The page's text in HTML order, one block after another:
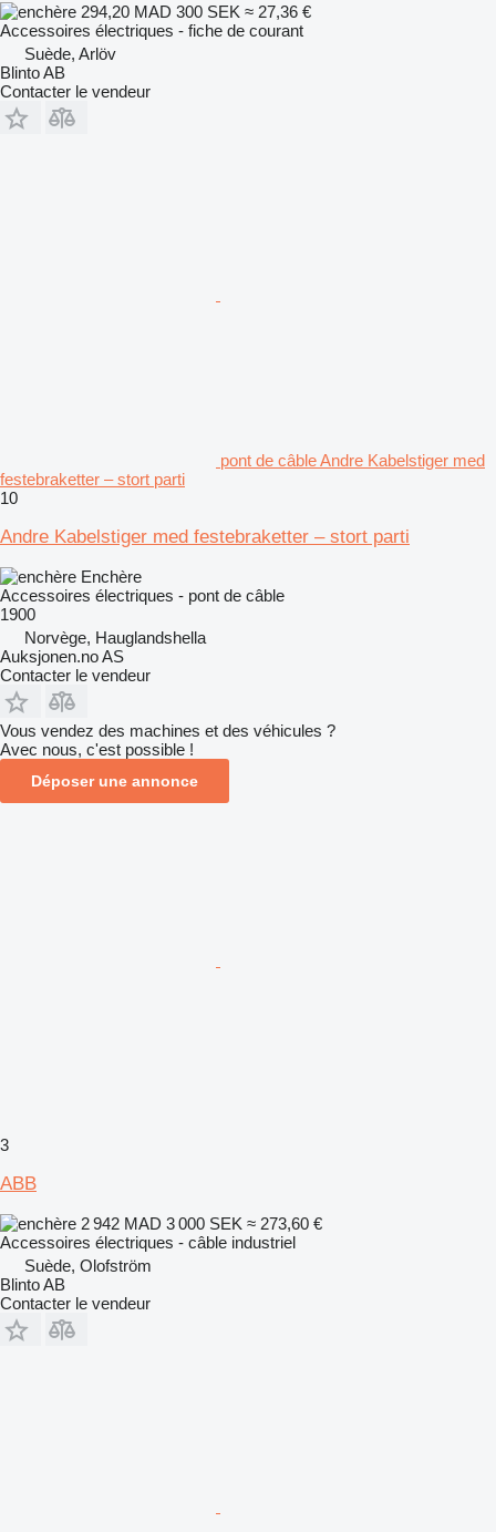
294,20 MAD 300 SEK ≈ 27,36 €
Accessoires électriques - fiche de courant
Suède, Arlöv
Blinto AB
Contacter le vendeur
pont de câble Andre Kabelstiger med
festebraketter – stort parti
10
Andre Kabelstiger med festebraketter – stort parti
Enchère
Accessoires électriques - pont de câble
1900
Norvège, Hauglandshella
Auksjonen.no AS
Contacter le vendeur
Vous vendez des machines et des véhicules ?
Avec nous, c'est possible !
Déposer une annonce
3
ABB
2 942 MAD 3 000 SEK ≈ 273,60 €
Accessoires électriques - câble industriel
Suède, Olofström
Blinto AB
Contacter le vendeur